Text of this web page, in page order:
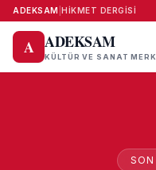
ADEKSAM HIKMET DERGISI
A ADEKSAM
KÜLTÜR VE SANAT